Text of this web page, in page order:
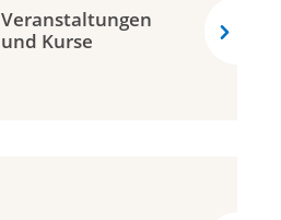
Veranstaltungen
und Kurse